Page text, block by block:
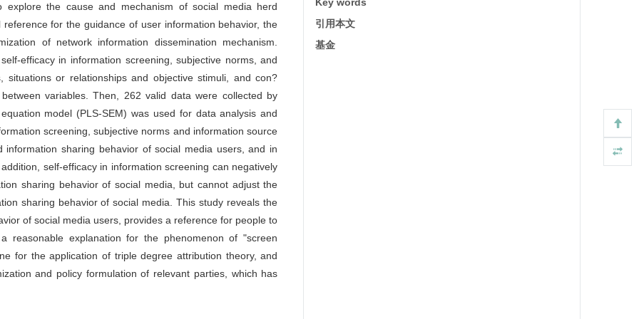
the cause and mechanism of social media herd
for the guidance of user information behavior, the
of network information dissemination mechanism.
efficacy in information screening, subjective norms, and
or relationships and objective stimuli, and con?
variables. Then, 262 valid data were collected by
model (PLS-SEM) was used for data analysis and
screening, subjective norms and information source
sharing behavior of social media users, and in
self-efficacy in information screening can negatively
sharing behavior of social media, but cannot adjust the
sharing behavior of social media. This study reveals the
of social media users, provides a reference for people to
reasonable explanation for the phenomenon of "screen
for the application of triple degree attribution theory, and
and policy formulation of relevant parties, which has
引用本文
基金